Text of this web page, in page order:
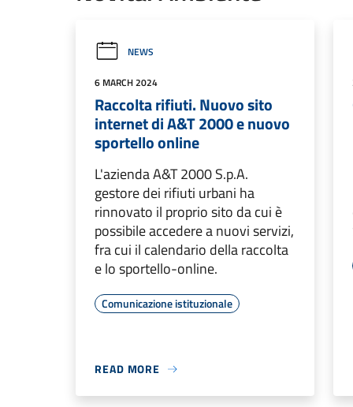
NEWS
6 MARCH 2024
Raccolta rifiuti. Nuovo sito
internet di A&T 2000 e nuovo
sportello online
L'azienda A&T 2000 S.p.A.
gestore dei rifiuti urbani ha
rinnovato il proprio sito da cui è
possibile accedere a nuovi servizi,
fra cui il calendario della raccolta
e lo sportello-online.
Comunicazione istituzionale
READ MORE